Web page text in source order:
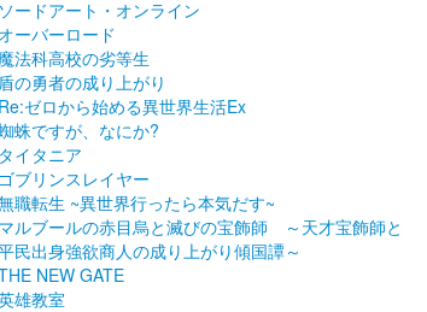
ソードアート・オンライン
オーバーロード
魔法科高校の劣等生
盾の勇者の成り上がり
Re:ゼロから始める異世界生活Ex
蛛ですが、なにか?
タイタニア
ゴブリンスレイヤー
職転生 ~異世界行ったら本気だす~
マルブールの赤目烏と滅びの宝飾師 ～天才宝飾師と
民出身強欲商人の成り上がり傾国譚～
NEW GATE
雄教室